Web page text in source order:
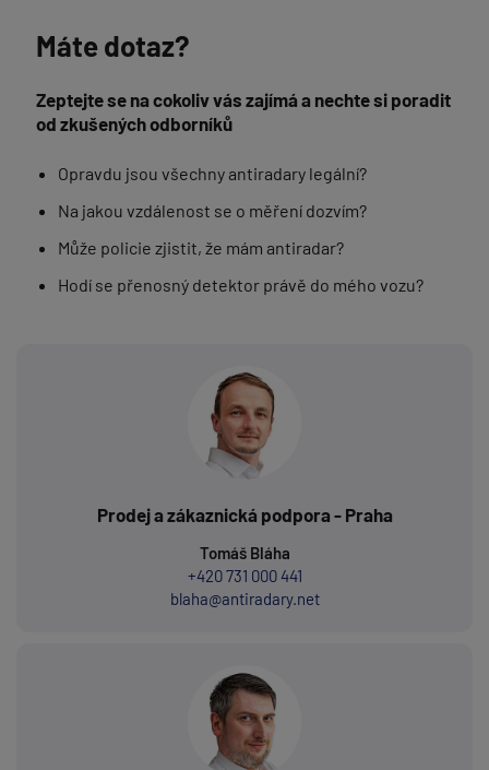
Máte dotaz?
Zeptejte se na cokoliv vás zajímá a nechte si poradit
od zkušených odborníků
Opravdu jsou všechny antiradary legální?
Na jakou vzdálenost se o měření dozvím?
Může policie zjistit, že mám antiradar?
Hodí se přenosný detektor právě do mého vozu?
Prodej a zákaznická podpora - Praha
Tomáš Bláha
+420 731 000 441
blaha@antiradary.net